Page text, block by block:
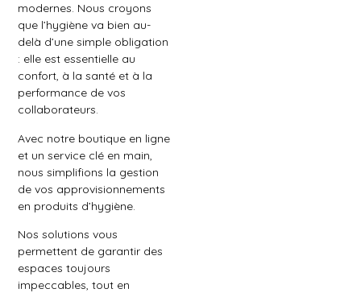
modernes. Nous croyons
que l’hygiène va bien au-
delà d’une simple obligation
: elle est essentielle au
confort, à la santé et à la
performance de vos
collaborateurs.
Avec notre boutique en ligne
et un service clé en main,
nous simplifions la gestion
de vos approvisionnements
en produits d’hygiène.
Nos solutions vous
permettent de garantir des
espaces toujours
impeccables, tout en